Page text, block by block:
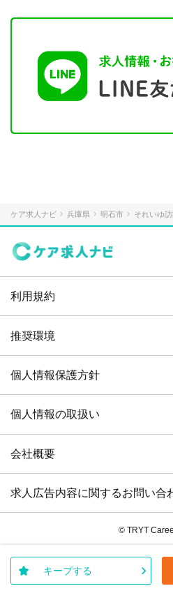
キープする
ケア求人ナビ 兵庫県 明石市 それいゆ
利用規約
推奨環境
個人情報保護方針
個人情報の取扱い
会社概要
求人広告内容に関するお問い合
© TRYT